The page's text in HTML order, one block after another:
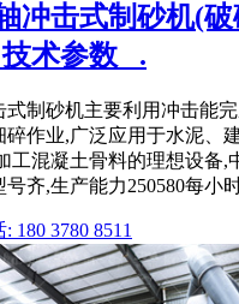
冲击式制砂机(破
术参数_ .
式制砂机主要利用冲击能
碎作业,广泛应用于水泥、
工混凝土骨料的理想设备,
齐,生产能力250580每小
180 3780 8511